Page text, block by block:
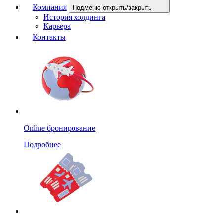
Компания
Подменю открыть/закрыть
История холдинга
Карьера
Контакты
Online бронирование
Подробнее